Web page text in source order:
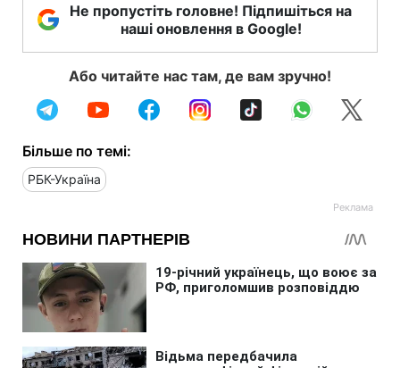
Не пропустіть головне! Підпишіться на
наші оновлення в Google!
Або читайте нас там, де вам зручно!
Більше по темі:
РБК-Україна